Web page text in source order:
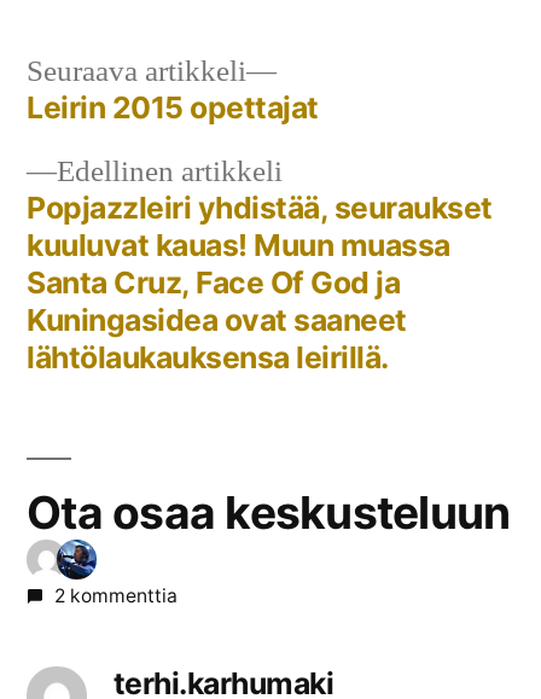
Artikkelien
selaus
Edellinen artikkeliEdellinen
artikkeli:
Popjazzleiri yhdistää, seuraukset
kuuluvat kauas! Muun muassa
Santa Cruz, Face Of God ja
Kuningasidea ovat saaneet
lähtölaukauksensa leirillä.
Seuraava artikkeli
Seuraava
artikkeli:
Leirin 2015 opettajat
Ota osaa keskusteluun
2 kommenttia
terhi.karhumaki